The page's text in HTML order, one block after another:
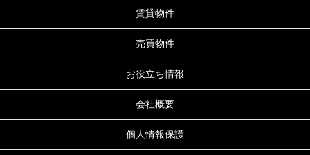
賃貸物件
売買物件
お役立ち情報
会社概要
個人情報保護